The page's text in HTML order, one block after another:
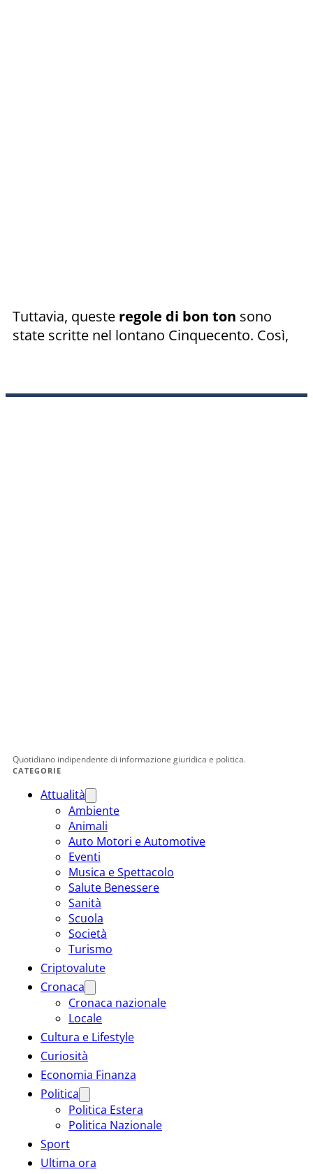
Tuttavia, queste regole di bon ton sono
state scritte nel lontano Cinquecento. Così,
Quotidiano indipendente di informazione giuridica e politica.
CATEGORIE
Attualità
Ambiente
Animali
Auto Motori e Automotive
Eventi
Musica e Spettacolo
Salute Benessere
Sanità
Scuola
Società
Turismo
Criptovalute
Cronaca
Cronaca nazionale
Locale
Cultura e Lifestyle
Curiosità
Economia Finanza
Politica
Politica Estera
Politica Nazionale
Sport
Ultima ora